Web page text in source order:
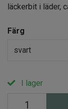
läckerbit i läder,
Färg
svart
I lager